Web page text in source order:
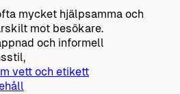
mycket hjälpsamma och
mot besökare.
och informell
vett och etikett